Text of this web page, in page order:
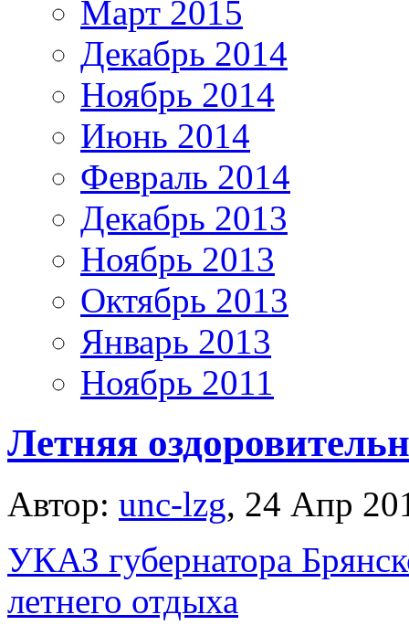
Март 2015
Декабрь 2014
Ноябрь 2014
Июнь 2014
Февраль 2014
Декабрь 2013
Ноябрь 2013
Октябрь 2013
Январь 2013
Ноябрь 2011
Летняя
Автор: unc-lzg, 24 Апр
УКАЗ губернатора
летнего отдыха